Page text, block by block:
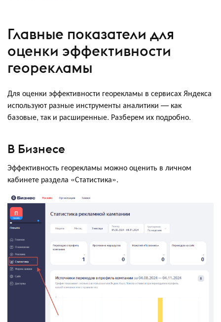
Главные показатели для
оценки эффективности
георекламы
Для оценки эффективности георекламы в сервисах Яндекса
используют разные инструменты аналитики — как
базовые, так и расширенные. Разберем их подробно.
В Бизнесе
Эффективность георекламы можно оценить в личном
кабинете раздела «Статистика».